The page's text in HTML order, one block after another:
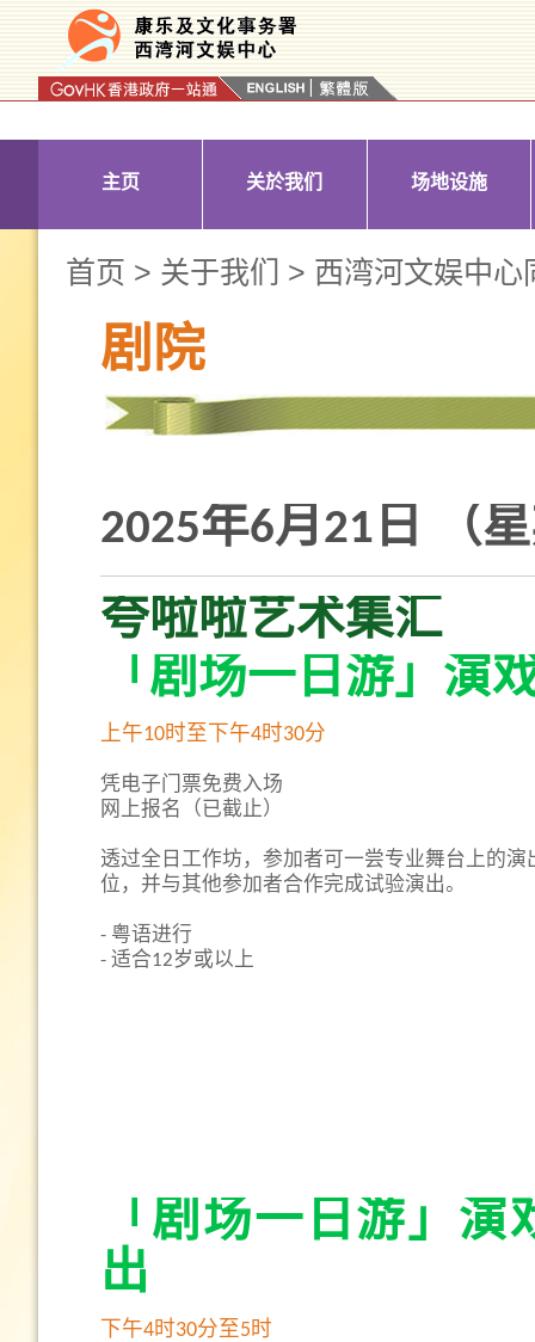
主页 关於我们 场地设施
首页 > 关于我们 > 西湾河文娱中心
剧院
2025年6月21日 （
夸啦啦艺术集汇
「剧场一日游」演
上午10时至下午4时30分
凭电子门票免费入场
网上报名（已截止）
透过全日工作坊，参加者可一尝专业舞台上的演
位，并与其他参加者合作完成试验演出。
- 粤语进行
- 适合12岁或以上
「剧场一日游」
出
下午4时30分至5时